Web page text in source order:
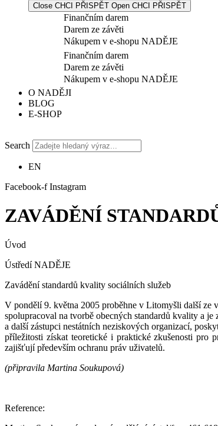
Close CHCI PŘISPĚT Open CHCI PŘISPĚT
Finančním darem
Darem ze závěti
Nákupem v e-shopu NADĚJE
Finančním darem
Darem ze závěti
Nákupem v e-shopu NADĚJE
O NADĚJI
BLOG
E-SHOP
Search
EN
Facebook-f Instagram
ZAVÁDĚNÍ
Úvod
Ústředí NADĚJE
Zavádění standardů kvality sociálních služeb
V pondělí 9. května 2005 proběhne v Litomyšli další ze
spolupracoval na tvorbě obecných standardů kvality a
a další zástupci nestátních neziskových organizací,
příležitosti získat teoretické i praktické zkušenosti pro
zajišťují především ochranu práv uživatelů.
(připravila Martina Soukupová)
Reference: